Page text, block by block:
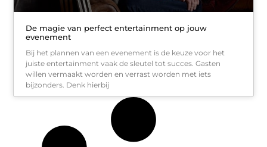
De magie van perfect entertainment op jouw
evenement
Bij het plannen van een evenement is de keuze voor het
juiste entertainment vaak de sleutel tot succes. Gasten
willen vermaakt worden en verrast worden met iets
bijzonders. Denk hierbij